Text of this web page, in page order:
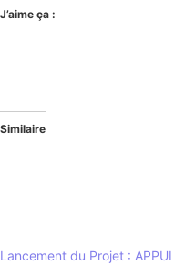
J’aime ça :
Similaire
Lancement du Projet : APPUI